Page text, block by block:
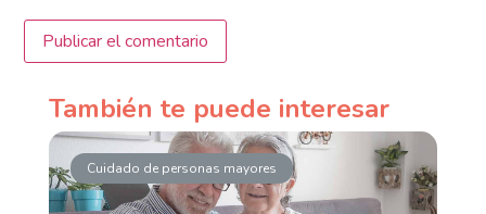
También te puede interesar
Cuidado de personas mayores